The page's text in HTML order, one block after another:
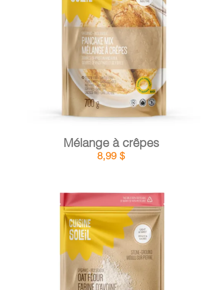
AJOUTER AU PANIER
Mélange à crêpes
8,99 $
AJOUTER AU PANIER / DÉTAILS